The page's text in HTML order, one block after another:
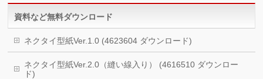
資料など無料ダウンロード
ネクタイ型紙Ver.1.0 (4623604 ダウンロード)
ネクタイ型紙Ver.2.0（縫い線入り） (4616510 ダウンロー
ド)